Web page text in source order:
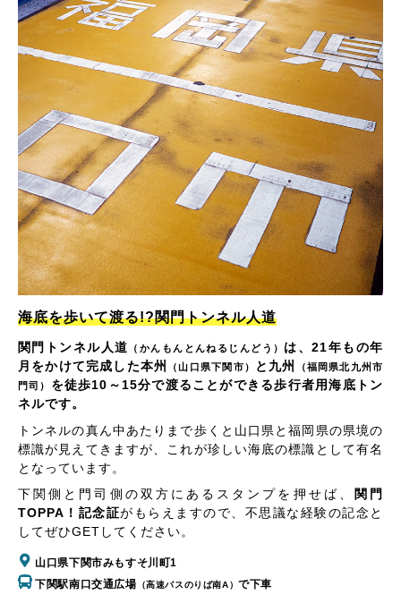
海底を歩いて渡る!?関門トンネル人道
関門トンネル人道 （かんもんとんねるじんどう） は、21年もの年
月をかけて完成した本州
（山口県下関市） と九州
（福岡県北九州市
門司）
を徒歩10～15分で渡ることができる歩行者用海底トン
ネルです。
トンネルの真ん中あたりまで歩くと山口県と福岡県の県境の
標識が見えてきますが、これが珍しい海底の標識として有名
となっています。
下関側と門司側の双方にあるスタンプを押せば、
関門
TOPPA！記念証がもらえますので、不思議な経験の記念と
してぜひGETしてください。
山口県下関市みもすそ川町1
下関駅南口交通広場 （高速バスのりば南A）で下車